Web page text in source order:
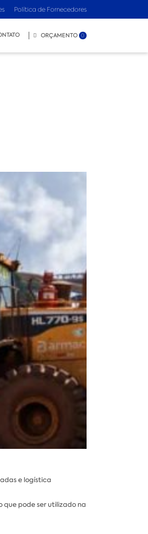
Política de Fornecedores
ORÇAMENTO 0
e logística
pode ser utilizado na